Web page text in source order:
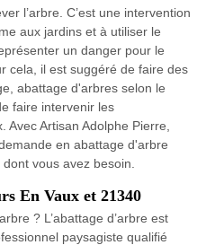
l’arbre. C’est une intervention
aux jardins et à utiliser le
un danger pour le
cela, il est suggéré de faire des
abattage d'arbres selon le
faire intervenir les
Artisan Adolphe Pierre,
en abattage d'arbre
vous avez besoin.
En Vaux et 21340
? L’abattage d’arbre est
paysagiste qualifié